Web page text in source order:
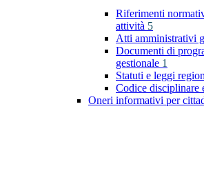
Riferimenti
attività 5
Atti amministrativi
Documenti di
gestionale 1
Statuti e leggi
Codice disciplinare
Oneri informativi per